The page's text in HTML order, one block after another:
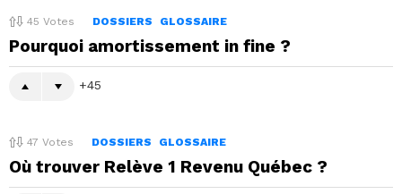
45 Votes DOSSIERS GLOSSAIRE
Pourquoi amortissement in fine ?
45
47 Votes DOSSIERS GLOSSAIRE
Où trouver Relève 1 Revenu Québec ?